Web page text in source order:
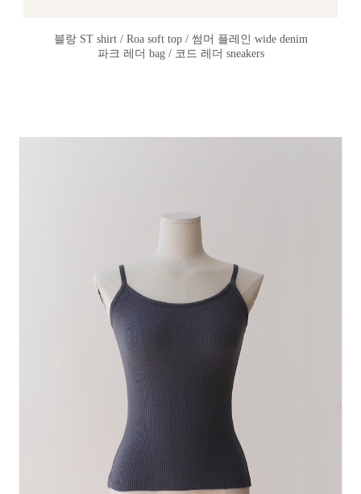
블랑 ST shirt / Roa soft top / 썸머 플레인 wide denim
파크 레더 bag / 코드 레더 sneakers